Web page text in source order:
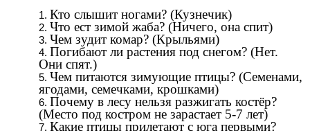
Кто слышит ногами? (Кузнечик)
Что ест зимой жаба? (Ничего, она спит)
Чем зудит комар? (Крыльями)
Погибают ли растения под снегом? (Нет.
Они спят.)
Чем питаются зимующие птицы? (Семенами,
ягодами, семечками, крошками)
Почему в лесу нельзя разжигать костёр?
(Место под костром не зарастает 5-7 лет)
Какие птицы прилетают с юга первыми?